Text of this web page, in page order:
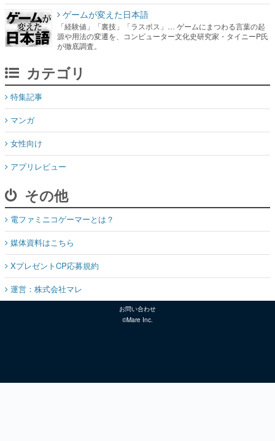
ゲームが変えた日本語
「経験値」「裏技」「ラスボス」… ゲームにまつわる言葉の起
源や用法の変遷を、コンピューター文化史研究家・タイニーP氏
が徹底調査。
カテゴリ
特集記事
マンガ
女性向け
アプリレビュー
その他
電ファミニコゲーマーとは？
媒体資料はこちら
XプレゼントCP応募規約
運営：株式会社マレ
お問い合わせ
©Mare Inc.